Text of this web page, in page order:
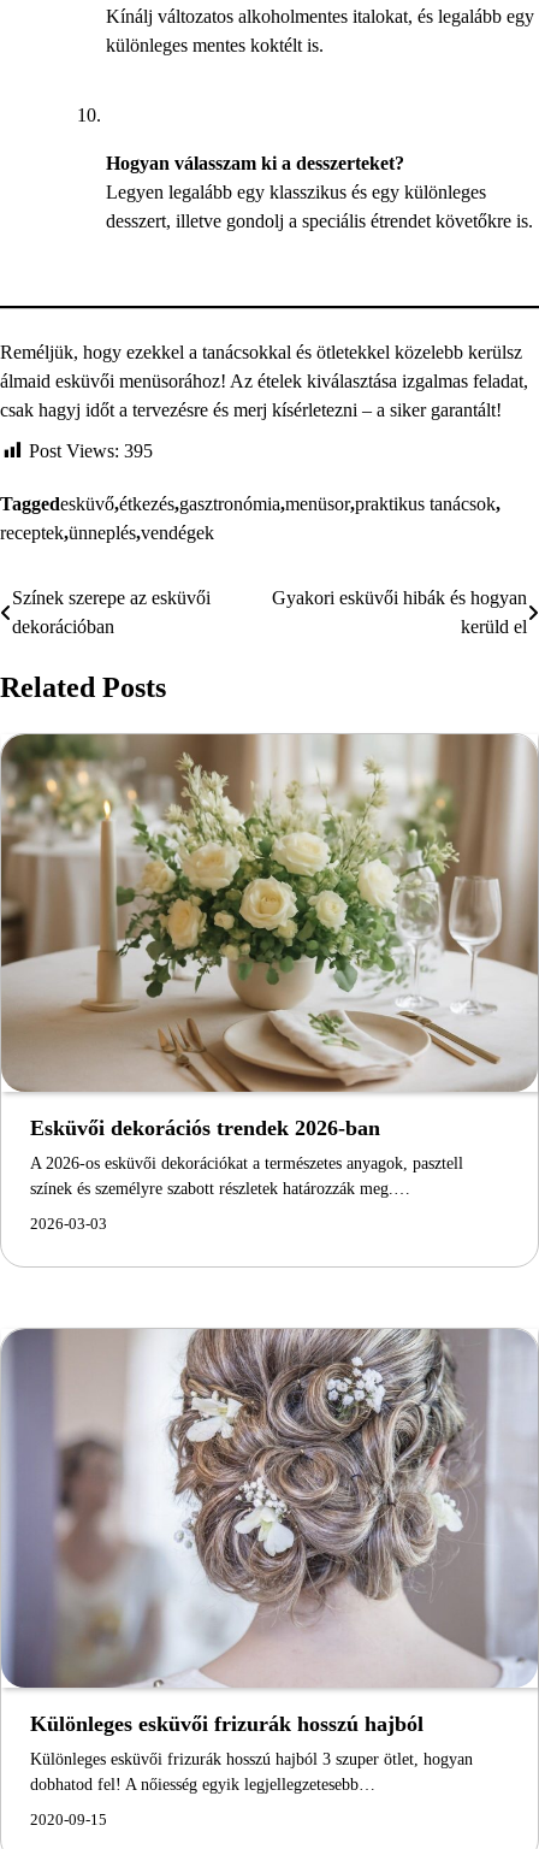
Kínálj változatos alkoholmentes italokat, és legalább egy
különleges mentes koktélt is.
Hogyan válasszam ki a desszerteket?
Legyen legalább egy klasszikus és egy különleges
desszert, illetve gondolj a speciális étrendet követőkre is.
Reméljük, hogy ezekkel a tanácsokkal és ötletekkel közelebb kerülsz
álmaid esküvői menüsorához! Az ételek kiválasztása izgalmas feladat,
csak hagyj időt a tervezésre és merj kísérletezni – a siker garantált!
Post Views: 395
Taggedesküvő,étkezés,gasztronómia,menüsor,praktikus tanácsok,
receptek,ünneplés,vendégek
Bejegyzés
Színek szerepe az esküvői
dekorációban
Gyakori esküvői hibák és hogyan
kerüld el
Related Posts
Esküvői dekorációs trendek 2026-ban
A 2026-os esküvői dekorációkat a természetes anyagok, pasztell
színek és személyre szabott részletek határozzák meg.…
2026-03-03
Különleges esküvői frizurák hosszú hajból
Különleges esküvői frizurák hosszú hajból 3 szuper ötlet, hogyan
dobhatod fel! A nőiesség egyik legjellegzetesebb…
2020-09-15